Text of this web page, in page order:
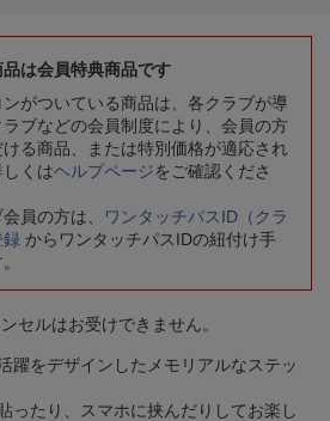
品は会員特典商品です
ンがついている商品は、各クラブが導
ブなどの会員制度により、会員の方
る商品、または特別価格が適応され
くはヘルプページをご確認くださ
員の方は、
ワンタッチパスID（クラ
からワンタッチパスIDの紐付け手
セルはお受けできません。
躍をデザインしたメモリアルなステッ
ったり、スマホに挟んだりしてお楽し